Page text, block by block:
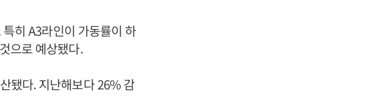
히 A3라인이 가동률이 하
으로 예상됐다.
됐다. 지난해보다 26% 감